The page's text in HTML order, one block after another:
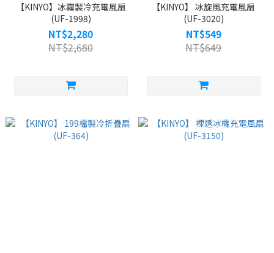
【KINYO】冰霧製冷充電風扇
(UF-1998)
NT$2,280
NT$2,680
【KINYO】 冰旋風充電風扇
(UF-3020)
NT$549
NT$649